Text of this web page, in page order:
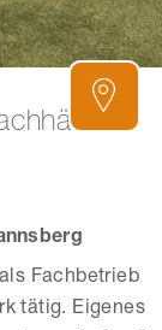
Fachbetrieb
tätig. Eigenes